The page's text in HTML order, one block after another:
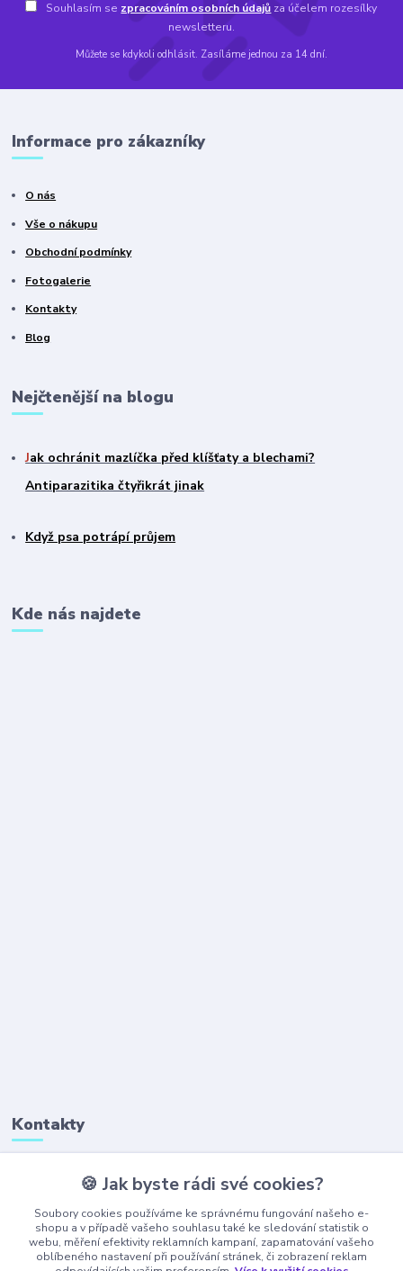
Souhlasím se zpracováním osobních údajů za účelem rozesílky
newsletteru.
Můžete se kdykoli odhlásit. Zasíláme jednou za 14 dní.
Informace pro zákazníky
O nás
Vše o nákupu
Obchodní podmínky
Fotogalerie
Kontakty
Blog
Nejčtenější na blogu
Jak ochránit mazlíčka před klíšťaty a blechami?
Antiparazitika čtyřikrát jinak
Když psa potrápí průjem
Kde nás najdete
Kontakty
+420 777 323 641
(Po-Pá, 8-16 hod.)
obchod@ajaxshop.cz
🍪 Jak byste rádi své cookies?
Soubory cookies používáme ke správnému fungování našeho e-
shopu a v případě vašeho souhlasu také ke sledování statistik o
webu, měření efektivity reklamních kampaní, zapamatování vašeho
oblíbeného nastavení při používání stránek, či zobrazení reklam